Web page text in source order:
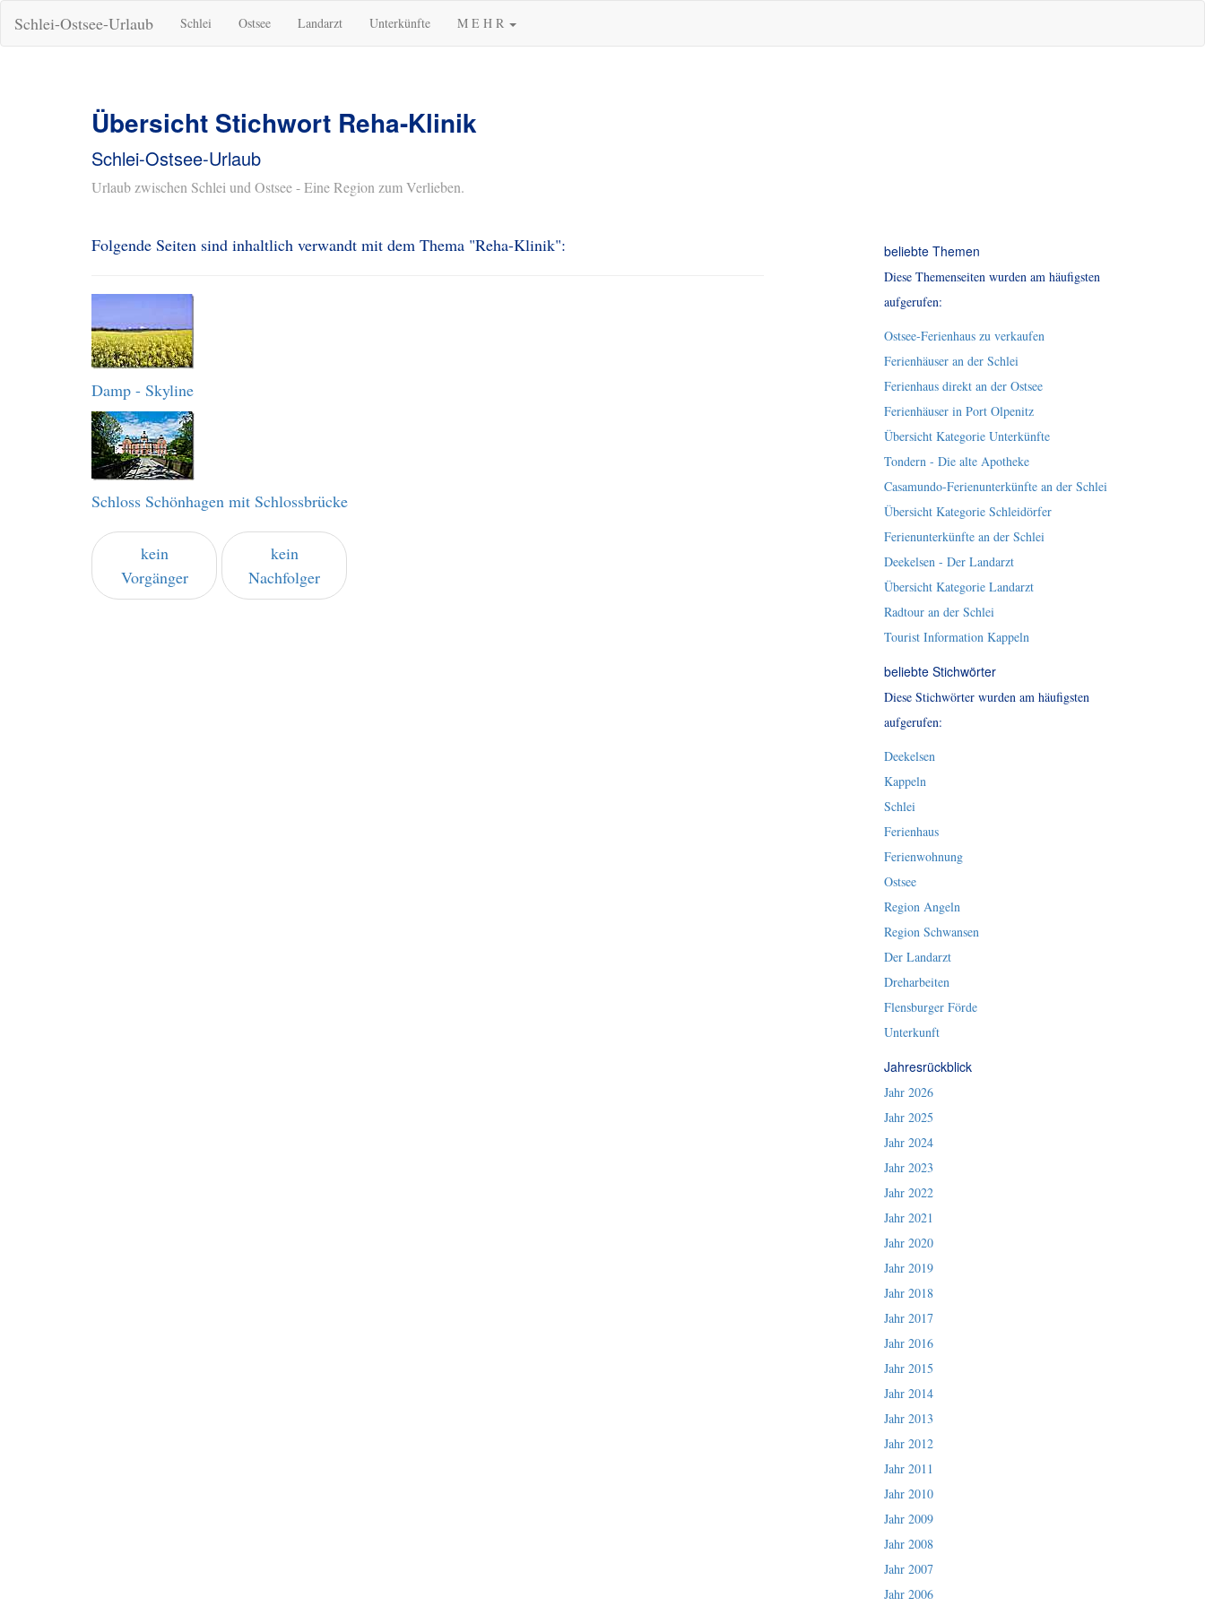
Schlei-Ostsee-Urlaub Schlei Ostsee Landarzt Unterkünfte M E H R
Übersicht Stichwort Reha-Klinik
Schlei-Ostsee-Urlaub
Urlaub zwischen Schlei und Ostsee - Eine Region zum Verlieben.
Folgende Seiten sind inhaltlich verwandt mit dem Thema "Reha-Klinik":
Damp - Skyline
Schloss Schönhagen mit Schlossbrücke
kein
Vorgänger
kein
Nachfolger
beliebte Themen
Diese Themenseiten wurden am häufigsten
aufgerufen:
Ostsee-Ferienhaus zu verkaufen
Ferienhäuser an der Schlei
Ferienhaus direkt an der Ostsee
Ferienhäuser in Port Olpenitz
Übersicht Kategorie Unterkünfte
Tondern - Die alte Apotheke
Casamundo-Ferienunterkünfte an der Schlei
Übersicht Kategorie Schleidörfer
Ferienunterkünfte an der Schlei
Deekelsen - Der Landarzt
Übersicht Kategorie Landarzt
Radtour an der Schlei
Tourist Information Kappeln
beliebte Stichwörter
Diese Stichwörter wurden am häufigsten
aufgerufen:
Deekelsen
Kappeln
Schlei
Ferienhaus
Ferienwohnung
Ostsee
Region Angeln
Region Schwansen
Der Landarzt
Dreharbeiten
Flensburger Förde
Unterkunft
Jahresrückblick
Jahr 2026
Jahr 2025
Jahr 2024
Jahr 2023
Jahr 2022
Jahr 2021
Jahr 2020
Jahr 2019
Jahr 2018
Jahr 2017
Jahr 2016
Jahr 2015
Jahr 2014
Jahr 2013
Jahr 2012
Jahr 2011
Jahr 2010
Jahr 2009
Jahr 2008
Jahr 2007
Jahr 2006